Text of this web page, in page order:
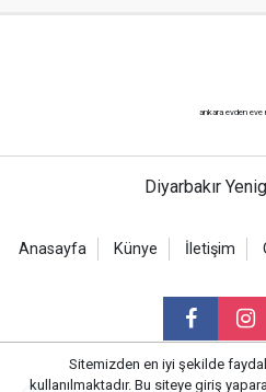
ankara evden eve
Diyarbakır
Anasayfa Künye İletişim
Sitemizden en iyi şekilde
kullanılmaktadır. Bu siteye giriş